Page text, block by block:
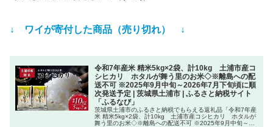
↓ ワイが寄付した商品（売り切れ） ↓
令和7年産米 精米5kg×2袋、計10kg 土浦市産コ
シヒカリ ホタルが舞う里のお米◇※離島への配
送不可 ※2025年9月中旬～2026年7月下旬頃に順
次発送予定 | 茨城県土浦市 | ふるさと納税サイト
「ふるなび」
茨城県土浦市のふるさと納税でもらえる返礼品「令和7年産
米 精米5kg×2袋、計10kg 土浦市産コシヒカリ ホタルが
舞う里のお米◇※離島への配送不可 ※2025年9月中旬～